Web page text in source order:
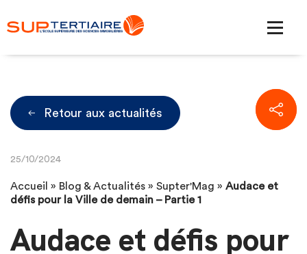
Retour aux actualités
25/10/2024
Accueil » Blog & Actualités » Supter'Mag » Audace et
défis pour la Ville de demain – Partie 1
Audace et défis pour